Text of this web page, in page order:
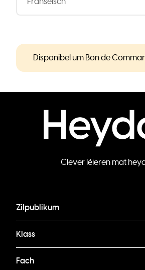
Disponibel um Bon de
Clever léieren mat
Zilpublikum
Klass
Fach